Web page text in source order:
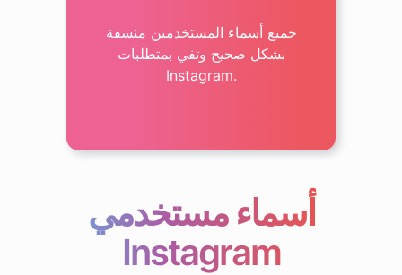
جميع أسماء المستخدمين منسقة
بشكل صحيح وتفي بمتطلبات
Instagram.
أسماء مستخدمي
Instagram